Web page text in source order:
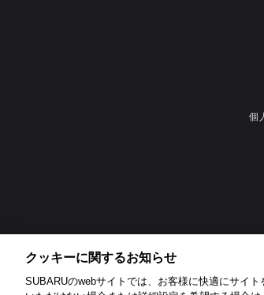
個
クッキーに関するお知らせ​
SUBARUのwebサイトでは、お客様に快適にサイ